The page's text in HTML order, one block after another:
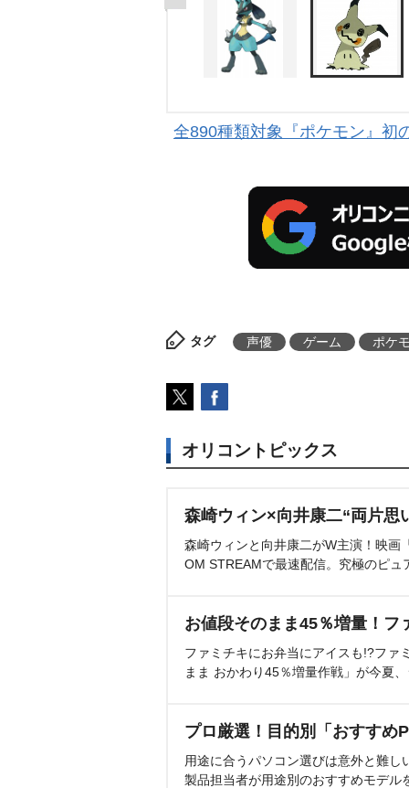
全890種類対象『ポケモン』初
タグ 声優 ゲーム ポケ
オリコントピックス
森崎ウィン×向井康二“両片思
森崎ウィンと向井康二がW主演！映画
OM STREAMで最速配信。究極のピュ
お値段そのまま45％増量！フ
ファミチキにお弁当にアイスも!?ファ
まま おかわり45％増量作戦」が今夏
プロ厳選！目的別「おすすめ
用途に合うパソコン選びは意外と難
製品担当者が用途別のおすすめモデル